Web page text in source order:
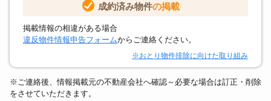
成約済み物件の掲載
掲載情報の相違がある場合
違反物件情報申告フォームからご連絡ください。
※おとり物件排除に向けた取り組み
※ご連絡後、情報掲載元の不動産会社へ確認～必要な場合は訂正・削除
をさせていただきます。